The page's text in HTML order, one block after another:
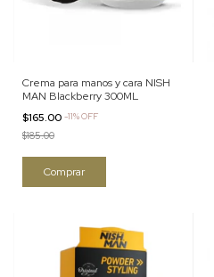
Crema para manos y cara NISH
MAN Blackberry 300ML
$165.00 -11%OFF
$185.00